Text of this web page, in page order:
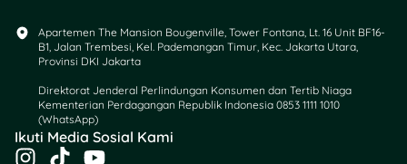
Yudhi Sadewa
memaparkan rincian
alokasi anggaran untuk
berbagai program prioritas
pemerintah yang tercantum
dalam APBN 2026. Salah
satu program yang
Apartemen The Mansion Bougenville, Tower Fontana, Lt. 16 Unit BF16-
B1, Jalan Trembesi, Kel. Pademangan Timur, Kec. Jakarta Utara,
Provinsi DKI Jakarta
Direktorat Jenderal Perlindungan Konsumen dan Tertib Niaga
Kementerian Perdagangan Republik Indonesia 0853 1111 1010
(WhatsApp)​
Ikuti Media Sosial Kami
I T Y